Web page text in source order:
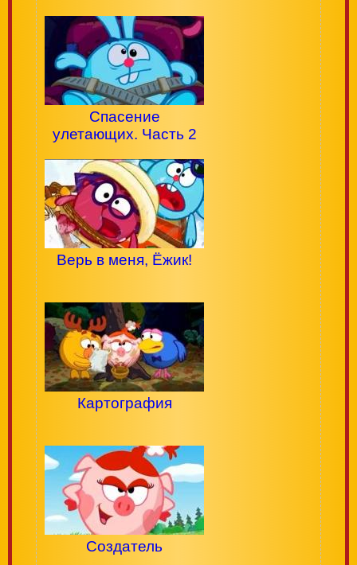
Спасение
улетающих. Часть 2
Верь в меня, Ёжик!
Картография
Создатель